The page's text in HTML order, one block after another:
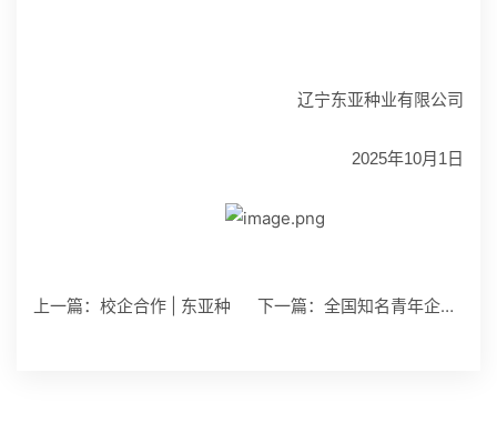
辽宁东亚种业有限公司
2025年10月1日
上一篇： 校企合作 | 东亚种 下一篇： 全国知名青年企业家走